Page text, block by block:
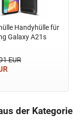
Handyhülle für
Galaxy A21s
EUR
der Kategorie